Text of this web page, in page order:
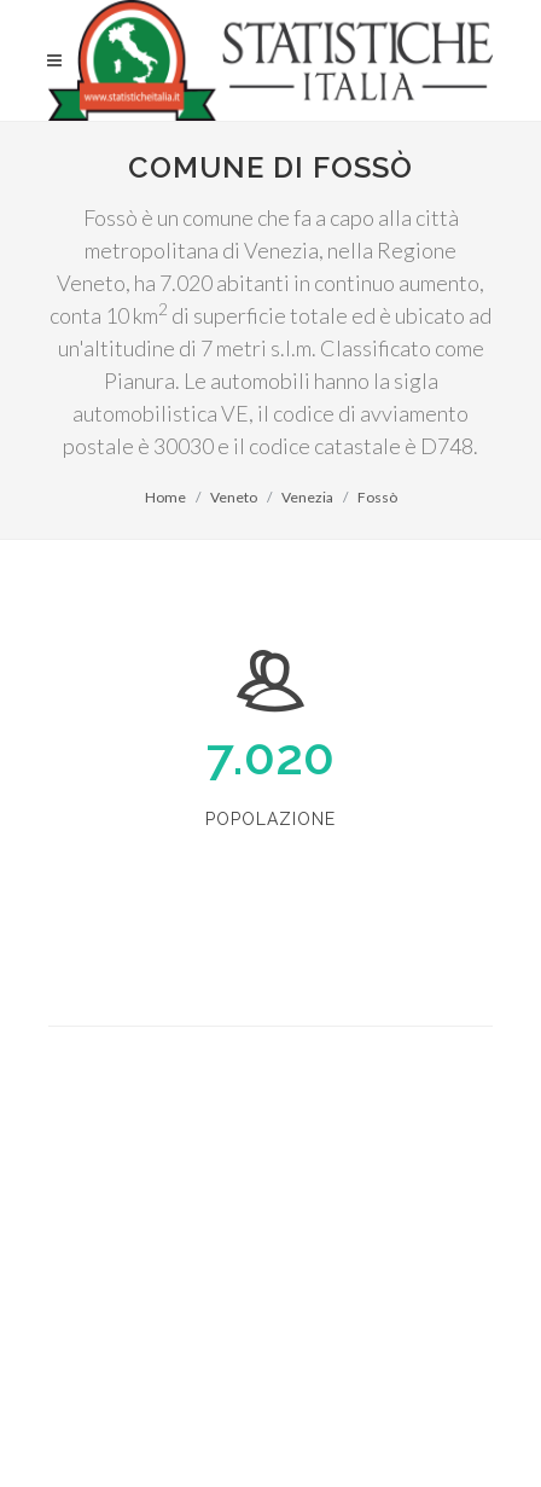
COMUNE DI FOSSÒ
Fossò è un comune che fa a capo alla città
metropolitana di Venezia, nella Regione
Veneto, ha 7.020 abitanti in continuo aumento,
conta 10 km2 di superficie totale ed è ubicato ad
un'altitudine di 7 metri s.l.m. Classificato come
Pianura. Le automobili hanno la sigla
automobilistica VE, il codice di avviamento
postale è 30030 e il codice catastale è D748.
Home Veneto Venezia Fossò
7.020
POPOLAZIONE